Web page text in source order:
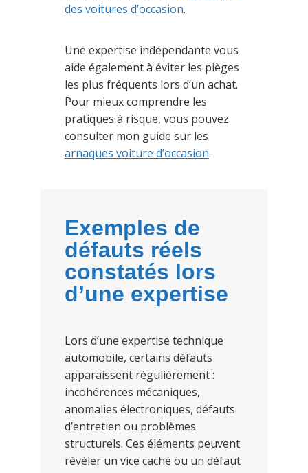
des voitures d’occasion.
Une expertise indépendante vous
aide également à éviter les pièges
les plus fréquents lors d’un achat.
Pour mieux comprendre les
pratiques à risque, vous pouvez
consulter mon guide sur les
arnaques voiture d’occasion.
Exemples de
défauts réels
constatés lors
d’une expertise
Lors d’une expertise technique
automobile, certains défauts
apparaissent régulièrement :
incohérences mécaniques,
anomalies électroniques, défauts
d’entretien ou problèmes
structurels. Ces éléments peuvent
révéler un vice caché ou un défaut